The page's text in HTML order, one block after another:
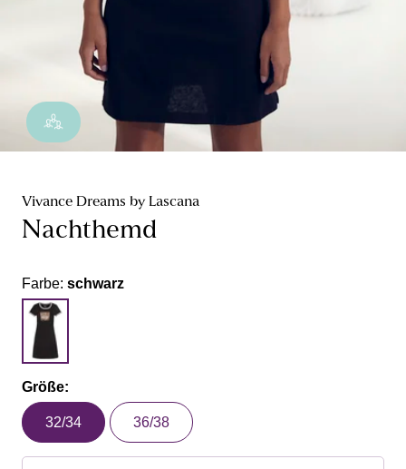
Vivance Dreams by Lascana
Nachthemd
Farbe: schwarz
Größe:
32/34 36/38